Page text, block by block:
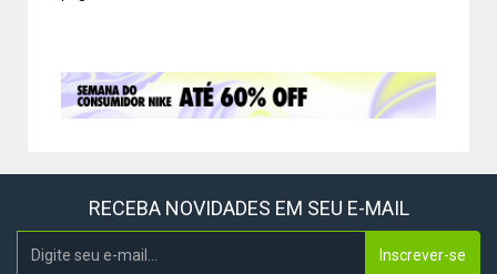
RECEBA NOVIDADES EM SEU E-MAIL
Inscrever-se